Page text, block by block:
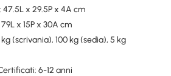
47.5L x 29.5P x 4A cm
x 15P x 30A cm
(scrivania), 100 kg (sedia), 5 kg
6-12 anni